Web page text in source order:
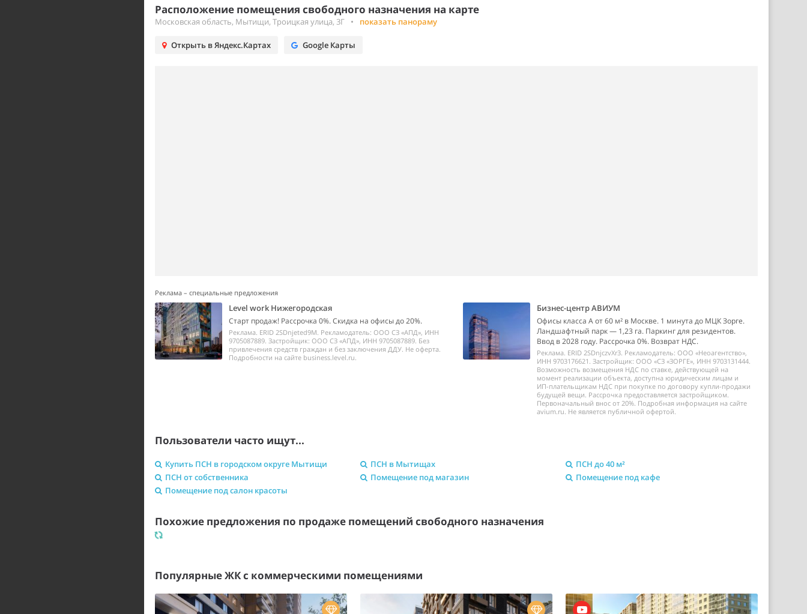
Расположение помещения свободного назначения на карте
Московская область, Мытищи, Троицкая улица, 3Г • показать панораму
Открыть в Яндекс.Картах Google Карты
Реклама – специальные предложения
Level work Нижегородская
Старт продаж! Рассрочка 0%. Скидка на офисы до 20%.
Реклама. ERID 2SDnjeted9M. Рекламодатель: ООО СЗ «АПД», ИНН
9705087889. Застройщик: ООО СЗ «АПД», ИНН 9705087889. Без
привлечения средств граждан и без заключения ДДУ. Не оферта.
Подробности на сайте business.level.ru.
Бизнес-центр АВИУМ
Офисы класса А от 60 м² в Москве. 1 минута до МЦК Зорге.
Ландшафтный парк — 1,23 га. Паркинг для резидентов.
Ввод в 2028 году. Рассрочка 0%. Возврат НДС.
Реклама. ERID 2SDnjczvXr3. Рекламодатель: ООО «Неоагентство»,
ИНН 9703176621. Застройщик: ООО «СЗ «ЗОРГЕ», ИНН 9703131444.
Возможность возмещения НДС по ставке, действующей на
момент реализации объекта, доступна юридическим лицам и
ИП-плательщикам НДС при покупке по договору купли-продажи
будущей вещи. Рассрочка предоставляется застройщиком.
Первоначальный внос от 20%. Подробная информация на сайте
avium.ru. Не является публичной офертой.
Пользователи часто ищут...
Купить ПСН в городском округе Мытищи ПСН в Мытищах
ПСН до 40 м²
ПСН от собственника
Помещение под магазин
Помещение под кафе
Помещение под салон красоты
Похожие предложения по продаже помещений свободного назначения
Популярные ЖК с коммерческими помещениями